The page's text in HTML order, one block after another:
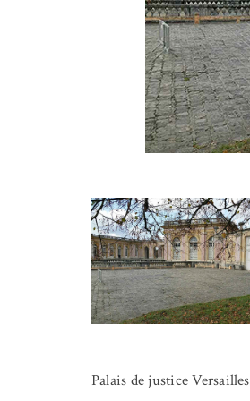
Palais de justice Versailles